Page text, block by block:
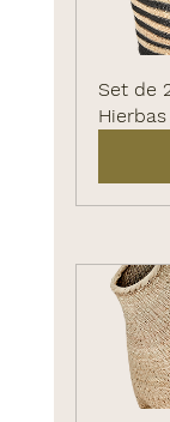
Set de